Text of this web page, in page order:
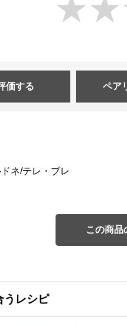
価する ペア
ネ/テレ・ブレ
この商品
うレシピ